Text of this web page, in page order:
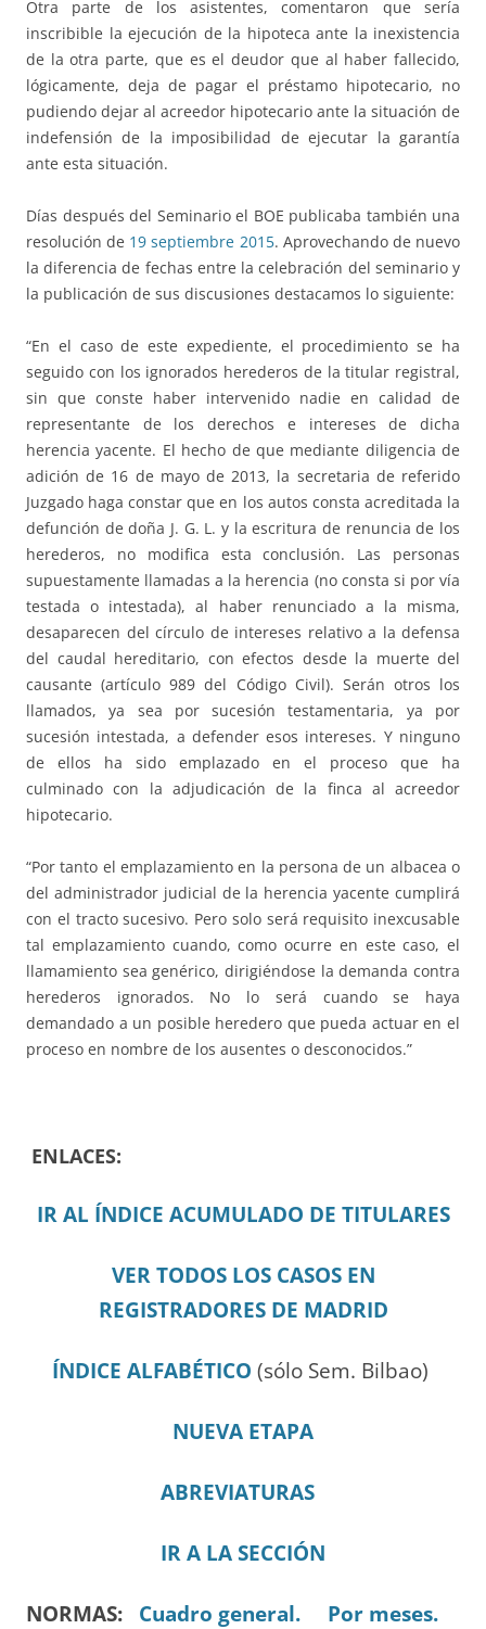
Otra parte de los asistentes, comentaron que sería
inscribible la ejecución de la hipoteca ante la inexistencia
de la otra parte, que es el deudor que al haber fallecido,
lógicamente, deja de pagar el préstamo hipotecario, no
pudiendo dejar al acreedor hipotecario ante la situación de
indefensión de la imposibilidad de ejecutar la garantía
ante esta situación.
Días después del Seminario el BOE publicaba también una
resolución de 19 septiembre 2015. Aprovechando de nuevo
la diferencia de fechas entre la celebración del seminario y
la publicación de sus discusiones destacamos lo siguiente:
“En el caso de este expediente, el procedimiento se ha
seguido con los ignorados herederos de la titular registral,
sin que conste haber intervenido nadie en calidad de
representante de los derechos e intereses de dicha
herencia yacente. El hecho de que mediante diligencia de
adición de 16 de mayo de 2013, la secretaria de referido
Juzgado haga constar que en los autos consta acreditada la
defunción de doña J. G. L. y la escritura de renuncia de los
herederos, no modifica esta conclusión. Las personas
supuestamente llamadas a la herencia (no consta si por vía
testada o intestada), al haber renunciado a la misma,
desaparecen del círculo de intereses relativo a la defensa
del caudal hereditario, con efectos desde la muerte del
causante (artículo 989 del Código Civil). Serán otros los
llamados, ya sea por sucesión testamentaria, ya por
sucesión intestada, a defender esos intereses. Y ninguno
de ellos ha sido emplazado en el proceso que ha
culminado con la adjudicación de la finca al acreedor
hipotecario.
“Por tanto el emplazamiento en la persona de un albacea o
del administrador judicial de la herencia yacente cumplirá
con el tracto sucesivo. Pero solo será requisito inexcusable
tal emplazamiento cuando, como ocurre en este caso, el
llamamiento sea genérico, dirigiéndose la demanda contra
herederos ignorados. No lo será cuando se haya
demandado a un posible heredero que pueda actuar en el
proceso en nombre de los ausentes o desconocidos.”
ENLACES:
IR AL ÍNDICE ACUMULADO DE TITULARES
VER TODOS LOS CASOS EN
REGISTRADORES DE MADRID
ÍNDICE ALFABÉTICO (sólo Sem. Bilbao)
NUEVA ETAPA
ABREVIATURAS
IR A LA SECCIÓN
NORMAS: Cuadro general.
Por meses.